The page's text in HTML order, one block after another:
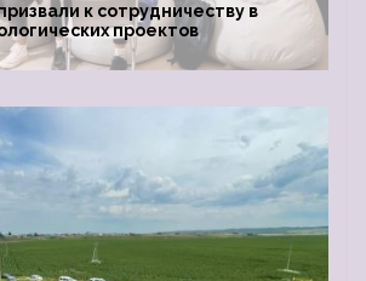
к сотрудничеству в
проектов